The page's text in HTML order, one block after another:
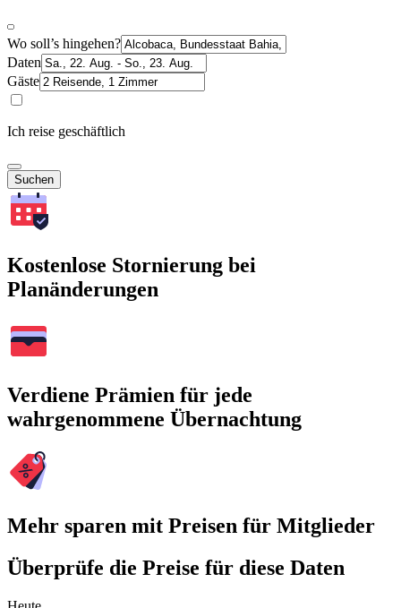
Wo soll’s hingehen?
Daten
Gäste
Ich reise geschäftlich
Suchen
Kostenlose Stornierung bei
Planänderungen
Verdiene Prämien für jede
wahrgenommene Übernachtung
Mehr sparen mit Preisen für Mitglieder
Überprüfe die Preise für diese Daten